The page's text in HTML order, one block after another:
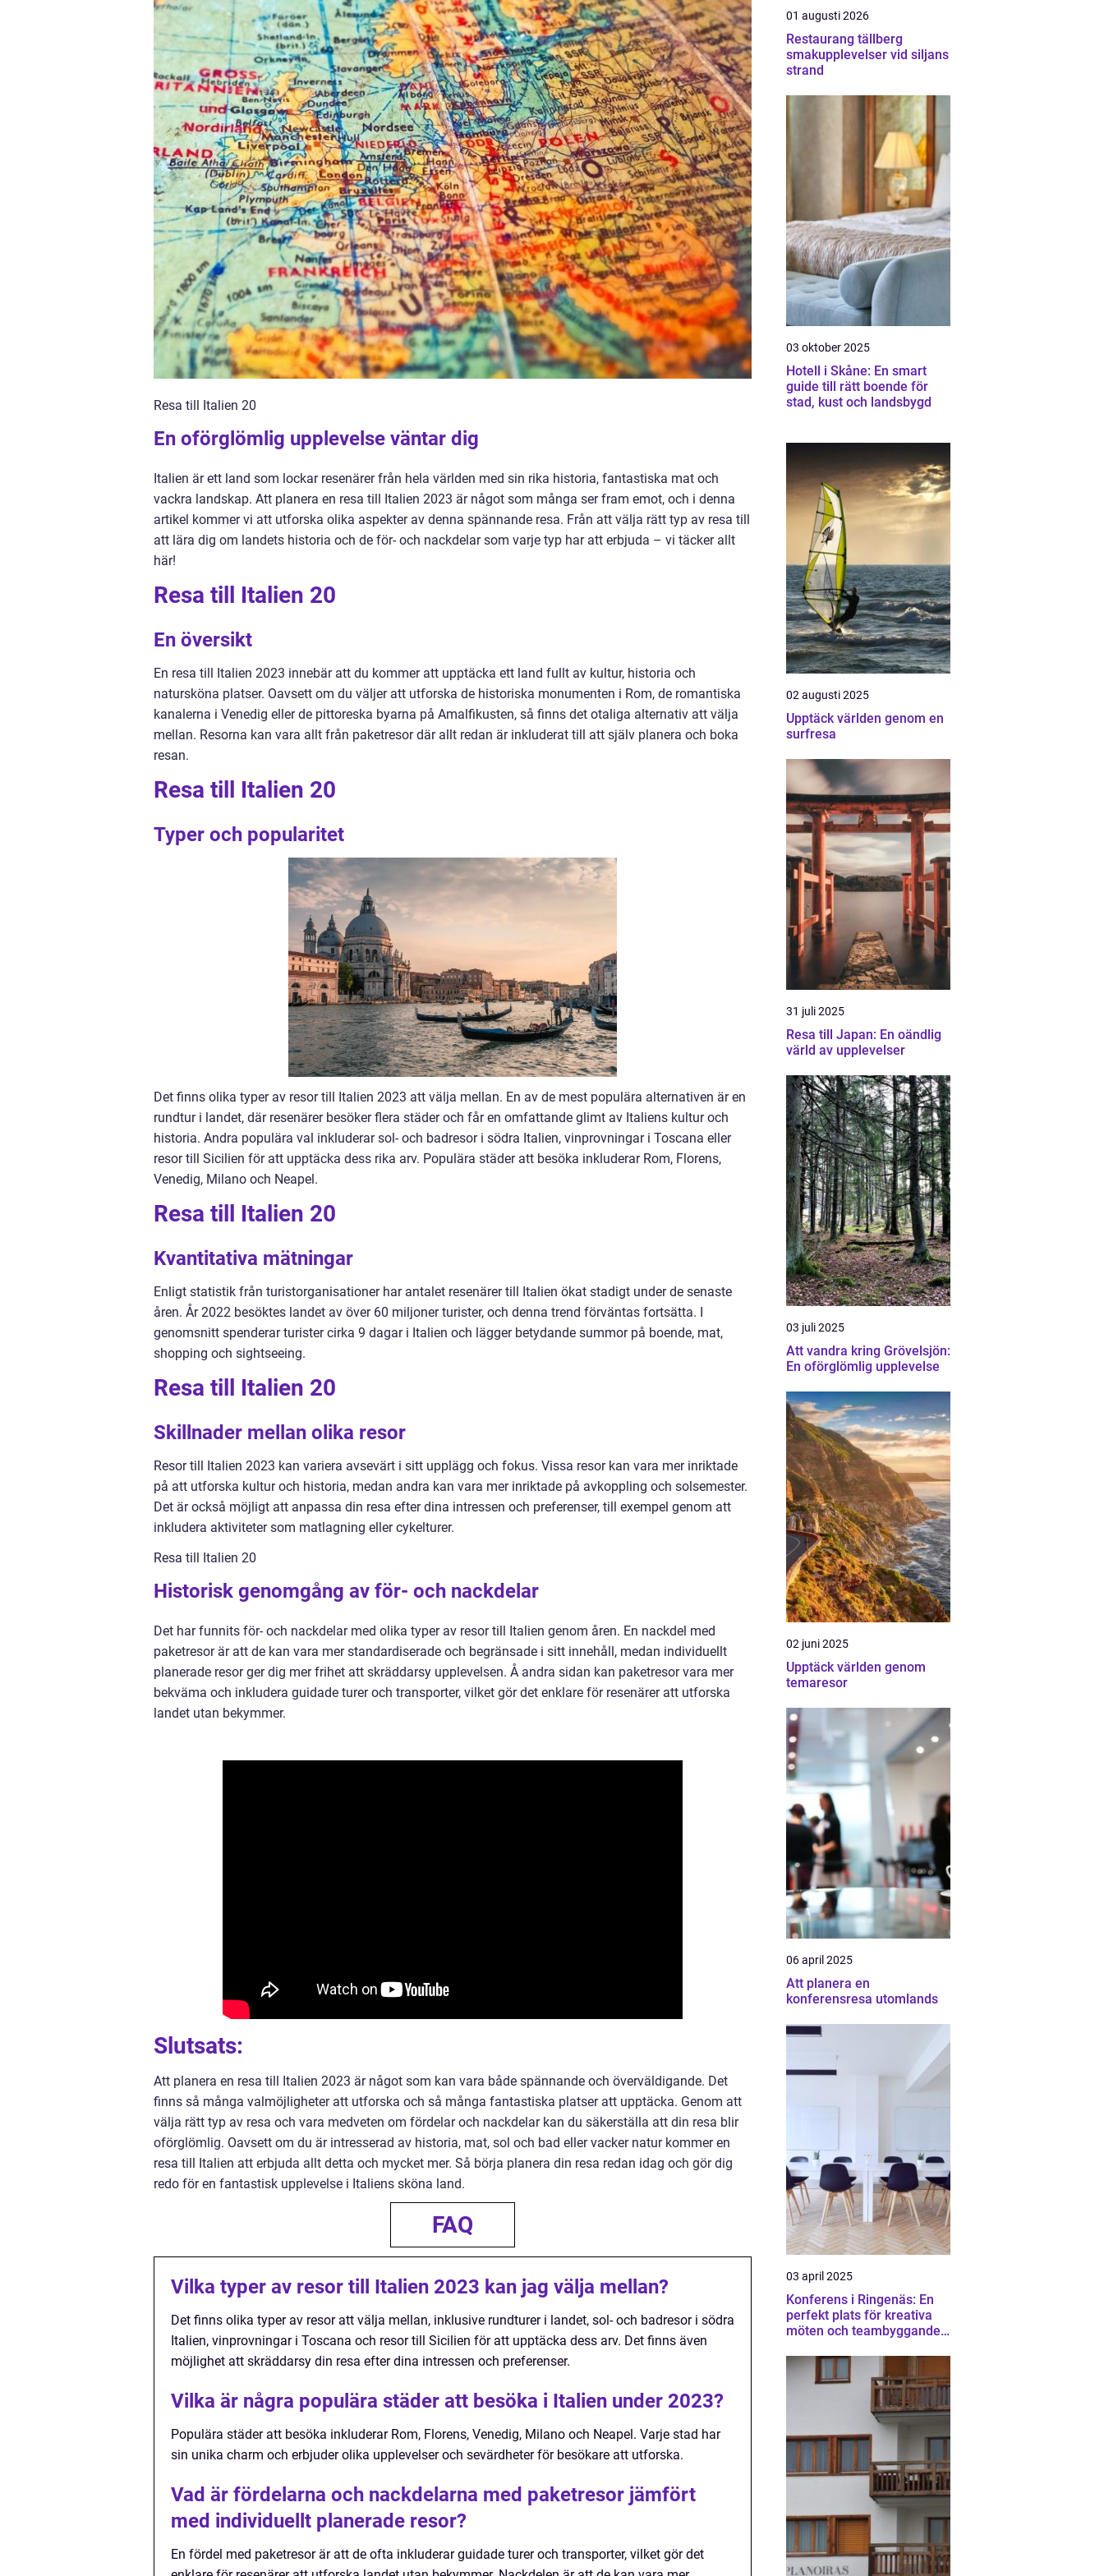
Resa till Italien 20
En oförglömlig upplevelse väntar dig
Italien är ett land som lockar resenärer från hela världen med sin rika historia, fantastiska mat och
vackra landskap. Att planera en resa till Italien 2023 är något som många ser fram emot, och i denna
artikel kommer vi att utforska olika aspekter av denna spännande resa. Från att välja rätt typ av resa till
att lära dig om landets historia och de för- och nackdelar som varje typ har att erbjuda – vi täcker allt
här!
Resa till Italien 20
En översikt
En resa till Italien 2023 innebär att du kommer att upptäcka ett land fullt av kultur, historia och
natursköna platser. Oavsett om du väljer att utforska de historiska monumenten i Rom, de romantiska
kanalerna i Venedig eller de pittoreska byarna på Amalfikusten, så finns det otaliga alternativ att välja
mellan. Resorna kan vara allt från paketresor där allt redan är inkluderat till att själv planera och boka
resan.
Resa till Italien 20
Typer och popularitet
Det finns olika typer av resor till Italien 2023 att välja mellan. En av de mest populära alternativen är en
rundtur i landet, där resenärer besöker flera städer och får en omfattande glimt av Italiens kultur och
historia. Andra populära val inkluderar sol- och badresor i södra Italien, vinprovningar i Toscana eller
resor till Sicilien för att upptäcka dess rika arv. Populära städer att besöka inkluderar Rom, Florens,
Venedig, Milano och Neapel.
Resa till Italien 20
Kvantitativa mätningar
Enligt statistik från turistorganisationer har antalet resenärer till Italien ökat stadigt under de senaste
åren. År 2022 besöktes landet av över 60 miljoner turister, och denna trend förväntas fortsätta. I
genomsnitt spenderar turister cirka 9 dagar i Italien och lägger betydande summor på boende, mat,
shopping och sightseeing.
Resa till Italien 20
Skillnader mellan olika resor
Resor till Italien 2023 kan variera avsevärt i sitt upplägg och fokus. Vissa resor kan vara mer inriktade
på att utforska kultur och historia, medan andra kan vara mer inriktade på avkoppling och solsemester.
Det är också möjligt att anpassa din resa efter dina intressen och preferenser, till exempel genom att
inkludera aktiviteter som matlagning eller cykelturer.
Resa till Italien 20
Historisk genomgång av för- och nackdelar
Det har funnits för- och nackdelar med olika typer av resor till Italien genom åren. En nackdel med
paketresor är att de kan vara mer standardiserade och begränsade i sitt innehåll, medan individuellt
planerade resor ger dig mer frihet att skräddarsy upplevelsen. Å andra sidan kan paketresor vara mer
bekväma och inkludera guidade turer och transporter, vilket gör det enklare för resenärer att utforska
landet utan bekymmer.
Slutsats:
Att planera en resa till Italien 2023 är något som kan vara både spännande och överväldigande. Det
finns så många valmöjligheter att utforska och så många fantastiska platser att upptäcka. Genom att
välja rätt typ av resa och vara medveten om fördelar och nackdelar kan du säkerställa att din resa blir
oförglömlig. Oavsett om du är intresserad av historia, mat, sol och bad eller vacker natur kommer en
resa till Italien att erbjuda allt detta och mycket mer. Så börja planera din resa redan idag och gör dig
redo för en fantastisk upplevelse i Italiens sköna land.
FAQ
Vilka typer av resor till Italien 2023 kan jag välja mellan?
Det finns olika typer av resor att välja mellan, inklusive rundturer i landet, sol- och badresor i södra
Italien, vinprovningar i Toscana och resor till Sicilien för att upptäcka dess arv. Det finns även
möjlighet att skräddarsy din resa efter dina intressen och preferenser.
Vilka är några populära städer att besöka i Italien under 2023?
Populära städer att besöka inkluderar Rom, Florens, Venedig, Milano och Neapel. Varje stad har
sin unika charm och erbjuder olika upplevelser och sevärdheter för besökare att utforska.
Vad är fördelarna och nackdelarna med paketresor jämfört
med individuellt planerade resor?
En fördel med paketresor är att de ofta inkluderar guidade turer och transporter, vilket gör det
01 augusti 2026
Restaurang tällberg
smakupplevelser vid siljans
strand
03 oktober 2025
Hotell i Skåne: En smart
guide till rätt boende för
stad, kust och landsbygd
02 augusti 2025
Upptäck världen genom en
surfresa
31 juli 2025
Resa till Japan: En oändlig
värld av upplevelser
03 juli 2025
Att vandra kring Grövelsjön:
En oförglömlig upplevelse
02 juni 2025
Upptäck världen genom
temaresor
06 april 2025
Att planera en
konferensresa utomlands
03 april 2025
Konferens i Ringenäs: En
perfekt plats för kreativa
möten och teambyggande